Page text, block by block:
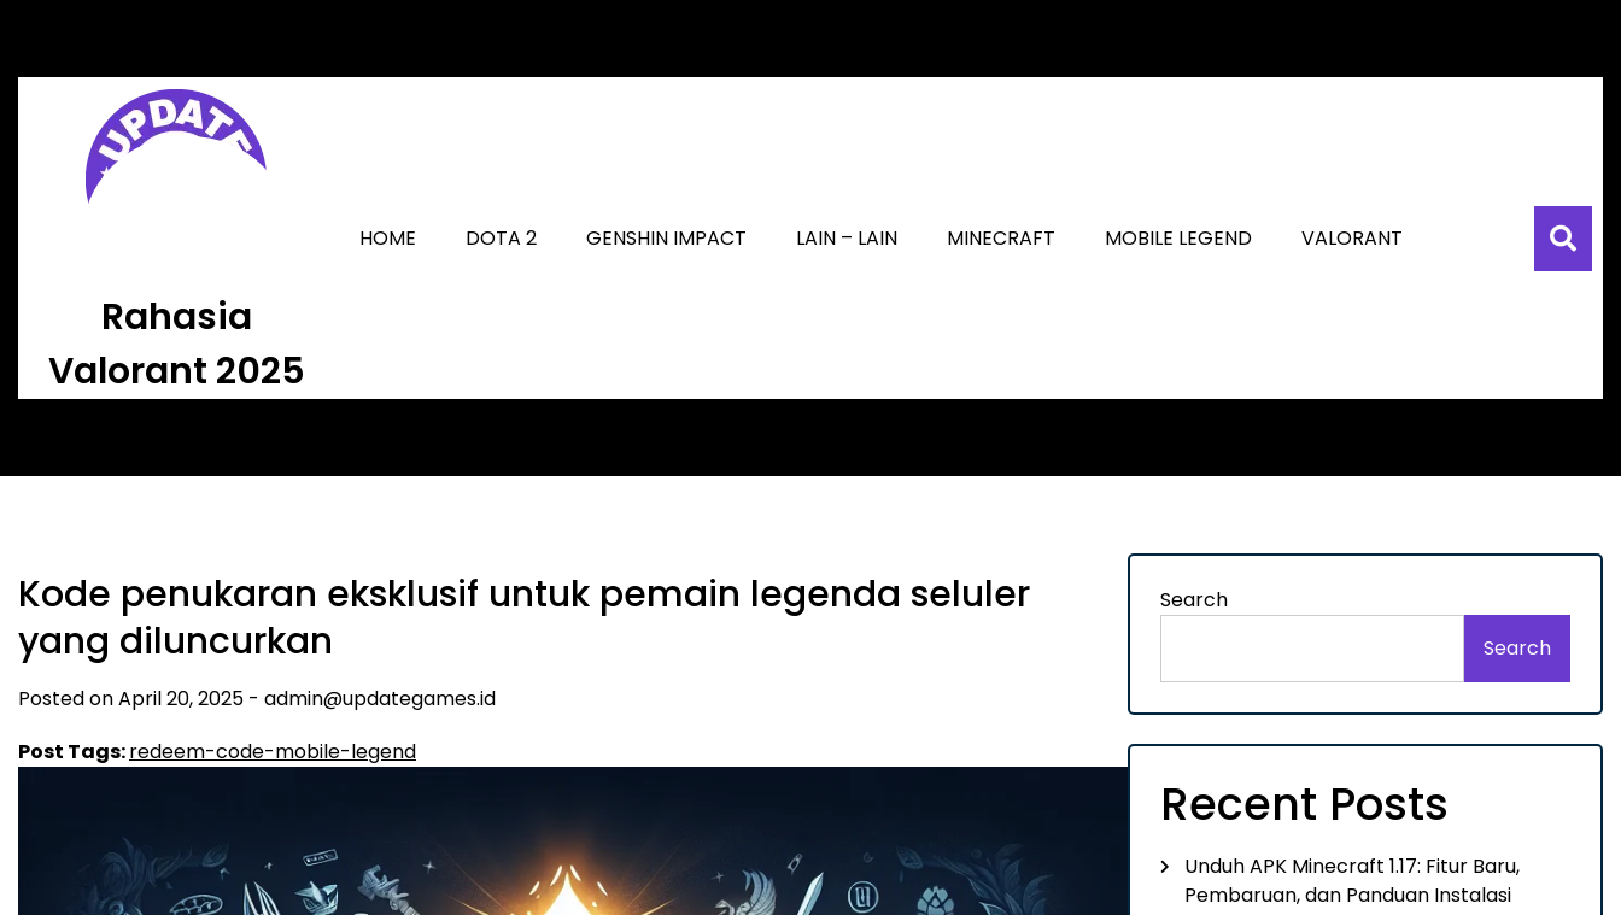
content
Rahasia
Valorant 2025
HOME DOTA 2 GENSHIN IMPACT LAIN – LAIN MINECRAFT MOBILE LEGEND VALORANT
Kode penukaran eksklusif untuk pemain legenda seluler
yang diluncurkan
Posted onApril 20, 2025 - admin@updategames.id
Post Tags:redeem-code-mobile-legend
Search
Search
Recent Posts
Unduh APK Minecraft 1.17: Fitur Baru,
Pembaruan, dan Panduan Instalasi